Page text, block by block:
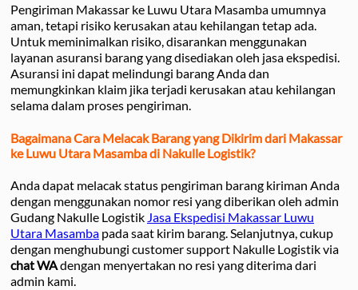
Pengiriman Makassar ke Luwu Utara Masamba umumnya
aman, tetapi risiko kerusakan atau kehilangan tetap ada.
Untuk meminimalkan risiko, disarankan menggunakan
layanan asuransi barang yang disediakan oleh jasa ekspedisi.
Asuransi ini dapat melindungi barang Anda dan
memungkinkan klaim jika terjadi kerusakan atau kehilangan
selama dalam proses pengiriman.
Bagaimana Cara Melacak Barang yang Dikirim dari Makassar
ke Luwu Utara Masamba di Nakulle Logistik?
Anda dapat melacak status pengiriman barang kiriman Anda
dengan menggunakan nomor resi yang diberikan oleh admin
Gudang Nakulle Logistik Jasa Ekspedisi Makassar Luwu
Utara Masamba pada saat kirim barang. Selanjutnya, cukup
dengan menghubungi customer support Nakulle Logistik via
chat WAdengan menyertakan no resi yang diterima dari
admin kami.